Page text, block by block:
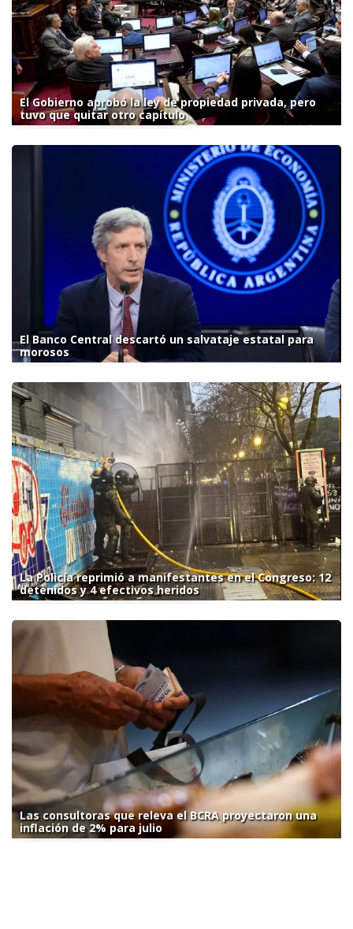
El Gobierno aprobó la ley de propiedad privada, pero
tuvo que quitar otro capítulo
El Banco Central descartó un salvataje estatal para
morosos
La Policía reprimió a manifestantes en el Congreso: 12
detenidos y 4 efectivos heridos
Las consultoras que releva el BCRA proyectaron una
inflación de 2% para julio